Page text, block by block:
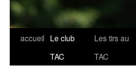
Aller
accueil Le club
TAC
Les tirs au
TAC